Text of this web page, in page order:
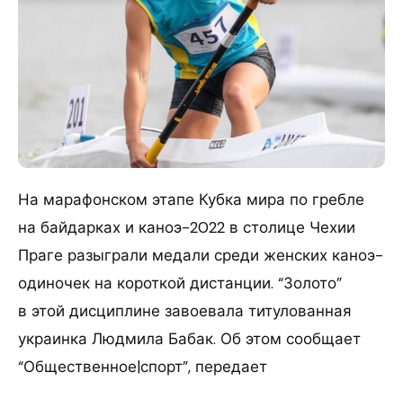
На марафонском этапе Кубка мира по гребле
на байдарках и каноэ-2022 в столице Чехии
Праге разыграли медали среди женских каноэ-
одиночек на короткой дистанции. “Золото”
в этой дисциплине завоевала титулованная
украинка Людмила Бабак. Об этом сообщает
“Общественное|спорт”, передает